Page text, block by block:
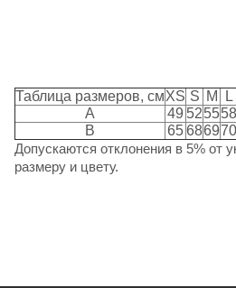
Таблица размеров, смXS S M L
A
49 525558
B
65686970
Допускаются отклонения в 5% от
размеру и цвету.